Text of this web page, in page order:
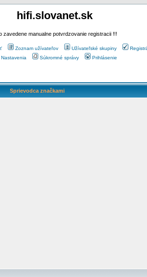
hifi.slovanet.sk
zavedene manualne potvrdzovanie registracii !!!
Zoznam užívateľov Užívateľské skupiny
Nastavenia
Súkromné správy Prihlásenie
Sprievodca značkami